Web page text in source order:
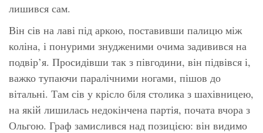
лишився сам.
Він сів на лаві під аркою, поставивши палицю між
коліна, і понурими знудженими очима задивився на
подвір’я. Просидівши так з півгодини, він підвівся і,
важко тупаючи паралічними ногами, пішов до
вітальні. Там сів у крісло біля столика з шахівницею,
на якій лишилась недокінчена партія, почата вчора з
Ольгою. Граф замислився над позицією: він видимо